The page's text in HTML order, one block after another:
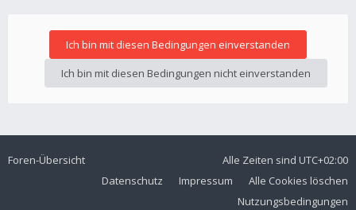
Foren-Übersicht Alle Zeiten sind UTC+02:00
Alle Cookies löschen
Impressum
Datenschutz
Nutzungsbedingungen